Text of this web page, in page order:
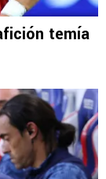
temía